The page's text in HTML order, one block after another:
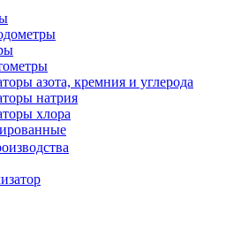
азота, кремния и углерода
натрия
хлора